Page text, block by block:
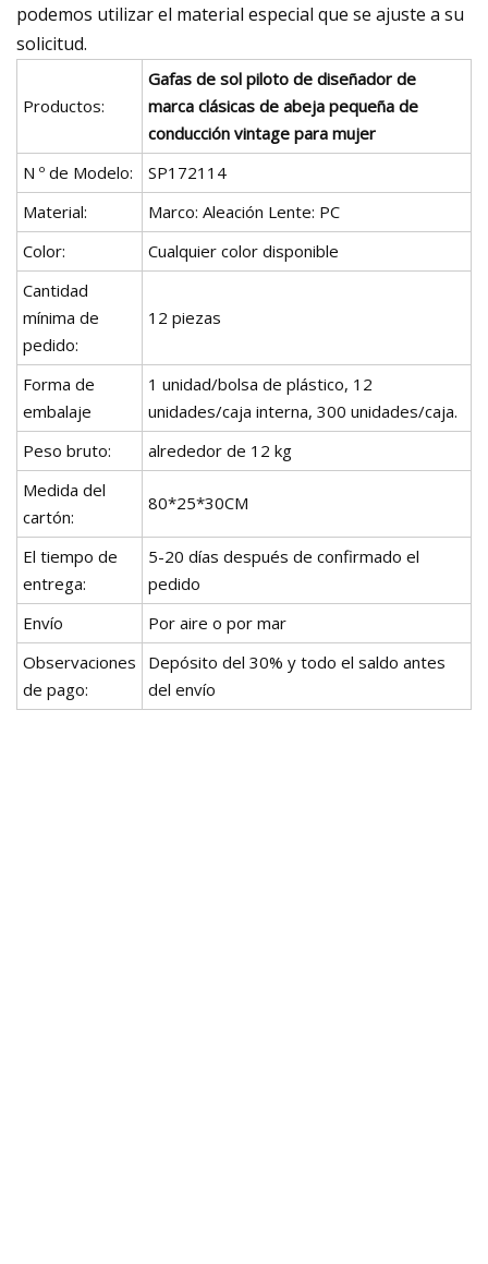
podemos utilizar el material especial que se ajuste a su
solicitud.
Productos:
Gafas de sol piloto de diseñador de
marca clásicas de abeja pequeña de
conducción vintage para mujer
N º de Modelo:
SP172114
Material:
Marco: Aleación Lente: PC
Color:
Cualquier color disponible
Cantidad
mínima de
pedido:
12 piezas
Forma de
embalaje
1 unidad/bolsa de plástico, 12
unidades/caja interna, 300 unidades/caja.
Peso bruto:
alrededor de 12 kg
Medida del
cartón:
80*25*30CM
El tiempo de
entrega:
5-20 días después de confirmado el
pedido
Envío
Por aire o por mar
Observaciones
de pago:
Depósito del 30% y todo el saldo antes
del envío